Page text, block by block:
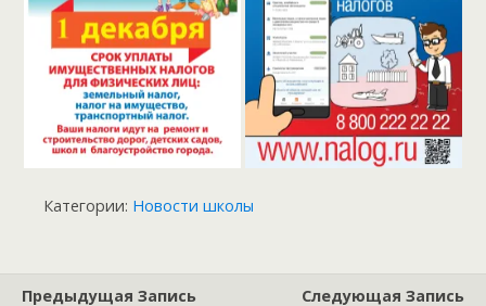
Категории: Новости школы
Предыдущая Запись
Следующая Запись